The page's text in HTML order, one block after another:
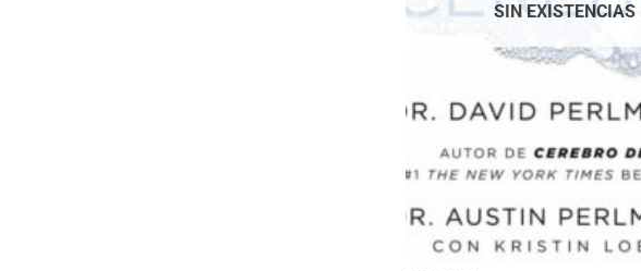
SIN EXISTENCIAS